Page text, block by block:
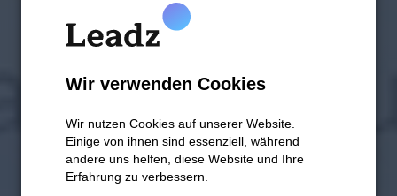
Wir verwenden Cookies
Wir nutzen Cookies auf unserer Website.
Einige von ihnen sind essenziell, während
andere uns helfen, diese Website und Ihre
Erfahrung zu verbessern.